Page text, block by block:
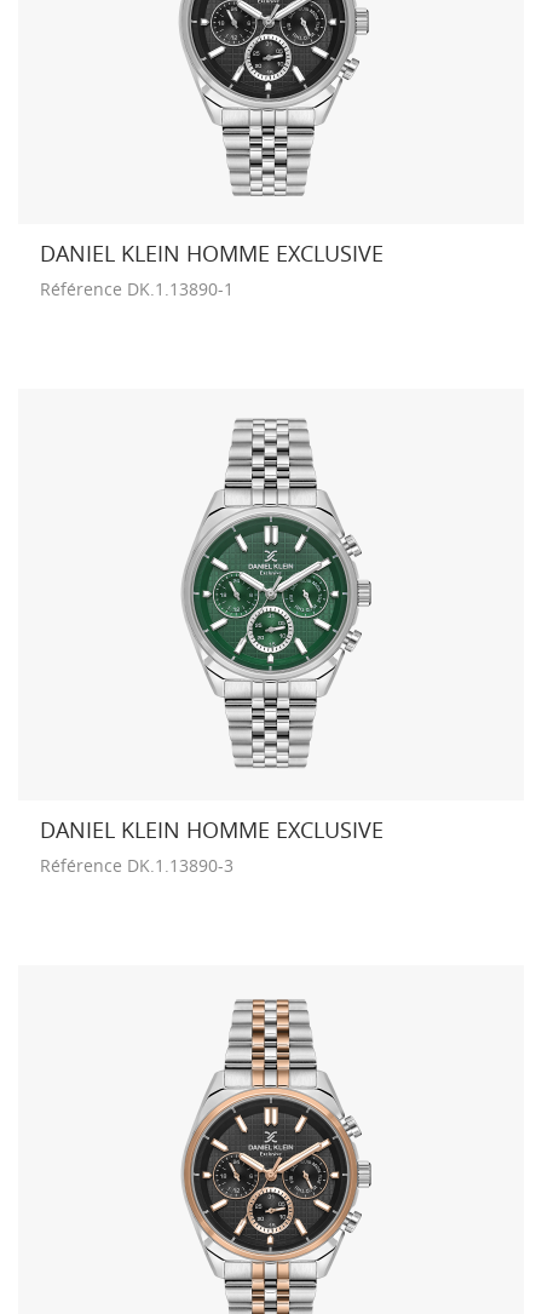
DANIEL KLEIN HOMME EXCLUSIVE
Référence DK.1.13890-1
DANIEL KLEIN HOMME EXCLUSIVE
Référence DK.1.13890-3